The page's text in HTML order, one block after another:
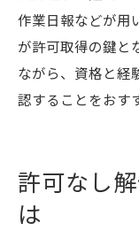
作業日報などが用
が許可取得の鍵と
ながら、資格と経
認することをおす
許可なし
は